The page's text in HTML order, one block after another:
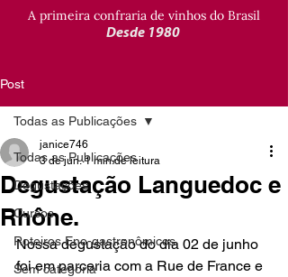
A primeira confraria de vinhos do Brasil
Desde 1980
Post
Todas as Publicações
Degustações
Cursos
Roteiros Eno-gastronômicos
Sem categoria
Todas as Publicações
Degustação Languedoc e
Rhône.
janice746
3 de jun. 1 min de leitura
Nossa degustação do dia 02 de junho
foi em parceria com a Rue de France e